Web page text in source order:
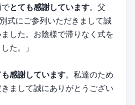
でとても感謝しています。父
にご参列いただきまして誠
した。お陰様で滞りなく式を
た。」
も感謝しています。私達のため
まして誠にありがとうござい